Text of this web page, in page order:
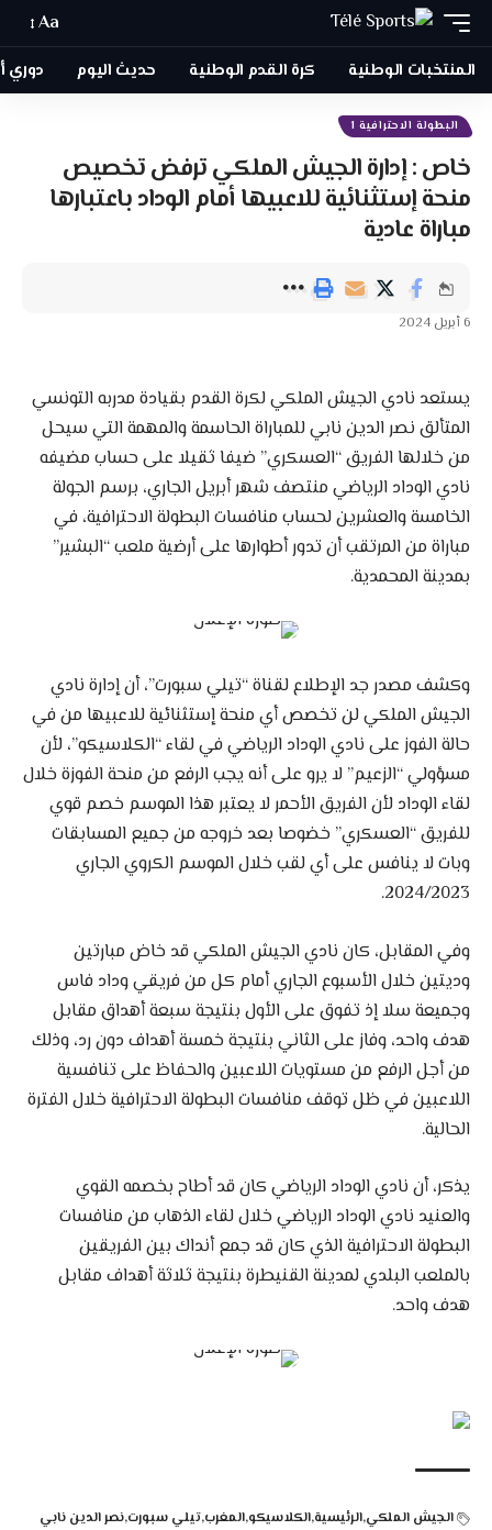
Aa
المنتخبات الوطنية كرة القدم الوطنية حديث اليوم دوري
البطولة الاحترافية 1
خاص : إدارة الجيش الملكي ترفض تخصيص
منحة إستثنائية للاعبيها أمام الوداد باعتبارها
مباراة عادية
يستعد نادي الجيش الملكي لكرة القدم بقيادة مدربه التونسي
المتألق نصر الدين نابي للمباراة الحاسمة والمهمة التي سيحل
من خلالها الفريق “العسكري” ضيفا ثقيلا على حساب مضيفه
نادي الوداد الرياضي منتصف شهر أبريل الجاري، برسم الجولة
الخامسة والعشرين لحساب منافسات البطولة الاحترافية، في
مباراة من المرتقب أن تدور أطوارها على أرضية ملعب “البشير”
بمدينة المحمدية.
وكشف مصدر جد الإطلاع لقناة “تيلي سبورت”، أن إدارة نادي
الجيش الملكي لن تخصص أي منحة إستثنائية للاعبيها من في
حالة الفوز على نادي الوداد الرياضي في لقاء “الكلاسيكو”، لأن
مسؤولي “الزعيم” لا يرو على أنه يجب الرفع من منحة الفوزة خلال
لقاء الوداد لأن الفريق الأحمر لا يعتبر هذا الموسم خصم قوي
للفريق “العسكري” خضوصا بعد خروجه من جميع المسابقات
وبات لا ينافس على أي لقب خلال الموسم الكروي الجاري
2024/2023.
وفي المقابل، كان نادي الجيش الملكي قد خاض مبارتين
وديتين خلال الأسبوع الجاري أمام كل من فريقي وداد فاس
وجميعة سلا إذ تفوق على الأول بنتيجة سبعة أهداق مقابل
هدف واحد، وفاز على الثاني بنتيجة خمسة أهداف دون رد، وذلك
من أجل الرفع من مستويات اللاعبين والحفاظ على تنافسية
اللاعبين في ظل توقف منافسات البطولة الاحترافية خلال الفترة
الحالية.
يذكر، أن نادي الوداد الرياضي كان قد أطاح بخصمه القوي
والعنيد نادي الوداد الرياضي خلال لقاء الذهاب من منافسات
البطولة الاحترافية الذي كان قد جمع أنداك بين الفريقين
بالملعب البلدي لمدينة القنيطرة بنتيجة ثلاثة أهداف مقابل
هدف واحد.
الجيش الملكيالرئيسيةالكلاسيكوالمغربتيلي سبورتنصر الدين نابي